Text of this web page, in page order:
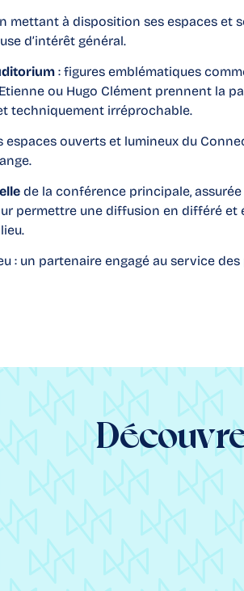
mettant à disposition ses espaces et
d’intérêt général.
: figures emblématiques
ou Hugo Clément prennent la
techniquement irréprochable.
espaces ouverts et lumineux du
de la conférence principale,
permettre une diffusion en différé et
: un partenaire engagé au service
« Encore un grand merci
pour votre accueil et votre
professionnalisme ! C’était
un plaisir de travailler avec
vous 🙂 Tout s’est déroulé
parfaitement et je trouve ce